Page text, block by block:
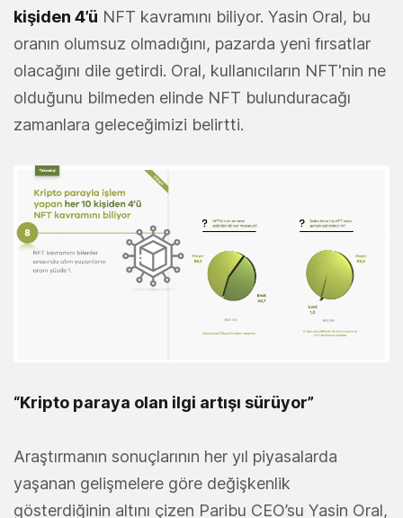
kişiden 4’ü NFT kavramını biliyor. Yasin Oral, bu
oranın olumsuz olmadığını, pazarda yeni fırsatlar
olacağını dile getirdi. Oral, kullanıcıların NFT'nin ne
olduğunu bilmeden elinde NFT bulunduracağı
zamanlara geleceğimizi belirtti.
“Kripto paraya olan ilgi artışı sürüyor”
Araştırmanın sonuçlarının her yıl piyasalarda
yaşanan gelişmelere göre değişkenlik
gösterdiğinin altını çizen Paribu CEO’su Yasin Oral,